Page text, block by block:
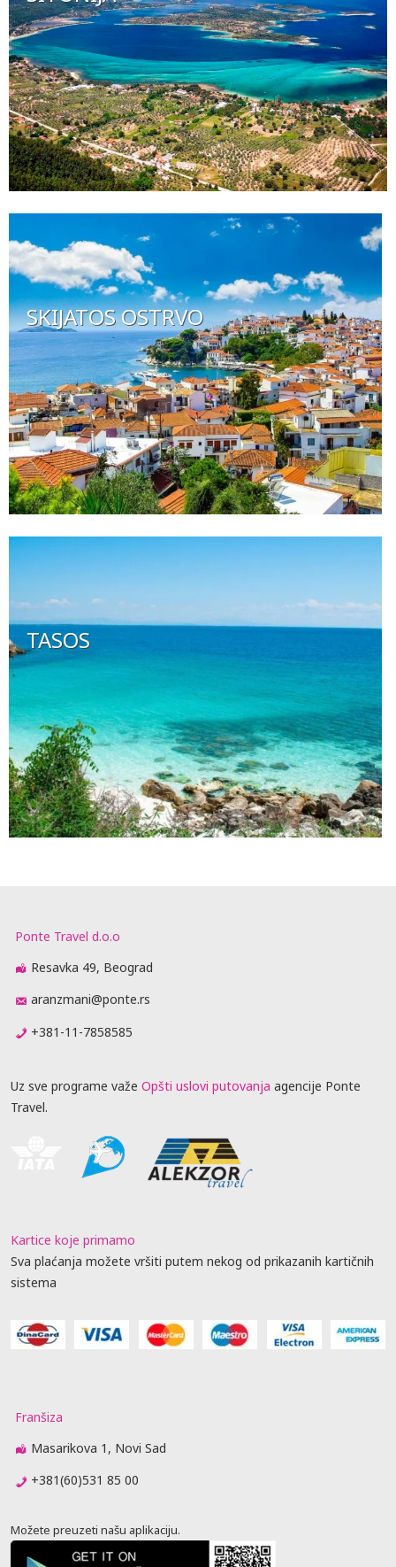
SKIJATOS OSTRVO
TASOS
Ponte Travel d.o.o
Resavka 49, Beograd
aranzmani@ponte.rs
+381-11-7858585
Uz sve programe važe Opšti uslovi putovanja agencije Ponte
Travel.
Kartice koje primamo
Sva plaćanja možete vršiti putem nekog od prikazanih kartičnih
sistema
Franšiza
Masarikova 1, Novi Sad
+381(60)531 85 00
Možete preuzeti našu aplikaciju.